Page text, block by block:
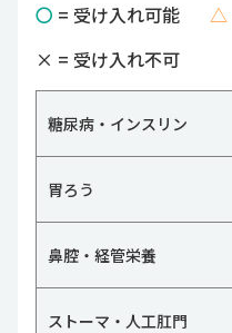
〇 = 受け入れ可能 △
× = 受け入れ不可
糖尿病・インスリン
胃ろう
鼻腔・経管栄養
ストーマ・人工肛門